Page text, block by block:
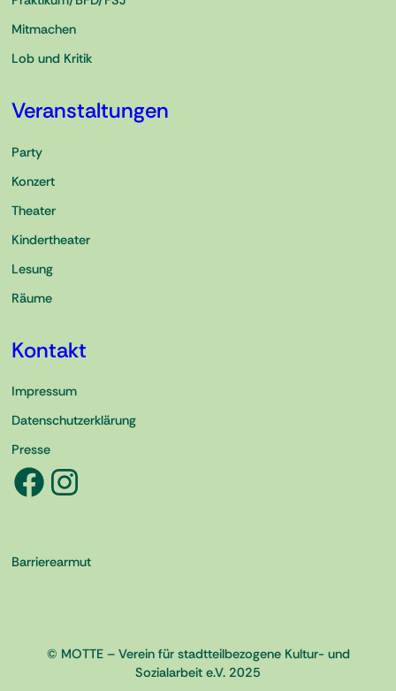
Mitmachen
Lob und Kritik
Veranstaltungen
Party
Konzert
Theater
Kindertheater
Lesung
Räume
Kontakt
Impressum
Datenschutzerklärung
Presse
Facebook Instagram
Barrierearmut
© MOTTE – Verein für stadtteilbezogene Kultur- und
Sozialarbeit e.V. 2025